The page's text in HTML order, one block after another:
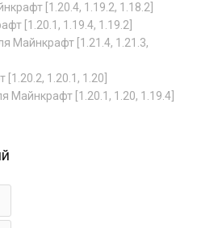
[1.20.4, 1.19.2, 1.18.2]
[1.20.1, 1.19.4, 1.19.2]
Майнкрафт [1.21.4, 1.21.3,
1.20.1, 1.20]
Майнкрафт [1.20.1, 1.20, 1.19.4]